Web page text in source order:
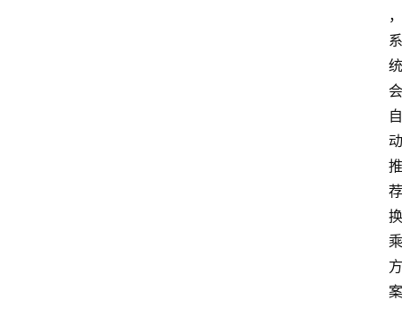
，
系
统
会
自
动
推
荐
换
乘
方
案